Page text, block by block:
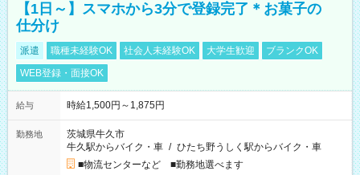
【1日～】スマホから3分で登録完了＊お菓子の
仕分け
派遣 職種未経験OK 社会人未経験OK 大学生歓迎
ブランクOK
WEB登録・面接OK
給与 時給1,500円～1,875円
勤務地
茨城県牛久市
牛久駅からバイク・車 / ひたち野うしく駅からバイク・車
■物流センターなど ■勤務地選べます